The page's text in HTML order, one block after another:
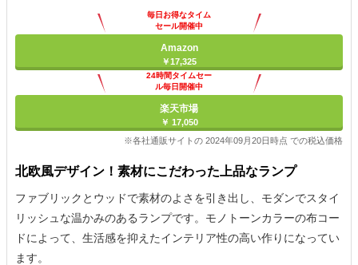
毎日お得なタイム
セール開催中
Amazon
￥17,325
24時間タイムセー
ル毎日開催中
楽天市場
￥ 17,050
※各社通販サイトの 2024年09月20日時点 での税込価格
北欧風デザイン！素材にこだわった上品なランプ
ファブリックとウッドで素材のよさを引き出し、モダンでスタイ
リッシュな温かみのあるランプです。モノトーンカラーの布コー
ドによって、生活感を抑えたインテリア性の高い作りになってい
ます。